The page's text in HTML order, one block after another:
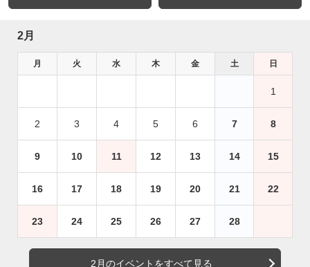
2月
月 火 水 木 金 土 日
1
2 3 4 5 6 7 8
9 10 11 12 13 14 15
16 17 18 19 20 21 22
23 24 25 26 27 28
2月のイベントをすべて見る